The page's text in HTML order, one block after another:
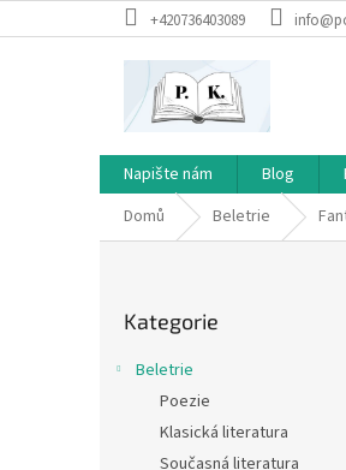
na
+420736403089
Napište nám Blog
Domů
Beletrie
kategorie
Kategorie
Beletrie
Poezie
Klasická literatura
Současná literatura